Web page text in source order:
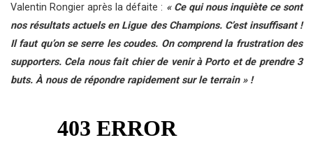
Valentin Rongier après la défaite : « Ce qui nous inquiète ce sont
nos résultats actuels en Ligue des Champions. C’est insuffisant !
Il faut qu’on se serre les coudes. On comprend la frustration des
supporters. Cela nous fait chier de venir à Porto et de prendre 3
buts. À nous de répondre rapidement sur le terrain » !